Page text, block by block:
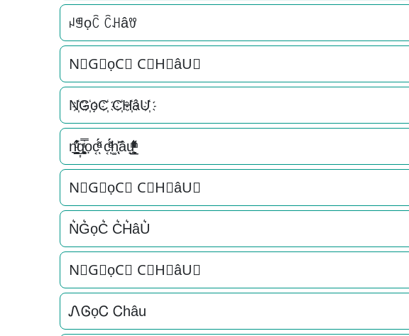
ꈤꁅọꉓ ꉓꃅâꀎ
N⃟G⃟ọC⃟ C⃟H⃟âU⃟
N҉G҉ọC҉ C҉H҉âU҉
n͉̠̙͉̗̺̋̋̔ͧ̊g͎͚̥͎͔͕ͥ̿ọc͔ͣͦ́́͂ͅ c͔ͣͦ́́͂ͅh͚̖̜̍̃͐âu̟͎̲͕̼̳͉̲ͮͫͭ̋ͭ͛ͣ̈
N⃗G⃗ọC⃗ C⃗H⃗âU⃗
N͛G͛ọC͛ C͛H͛âU͛
N⃒G⃒ọC⃒ C⃒H⃒âU⃒
ᏁᎶọᏟ Ꮯhâu